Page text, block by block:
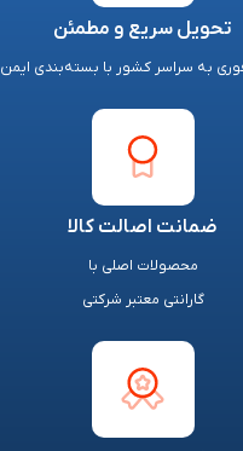
تحویل سریع و مطمئن
به سراسر کشور با بسته‌بندی ایمن
ضمانت اصالت کالا
محصولات اصلی با
گارانتی معتبر شرکتی